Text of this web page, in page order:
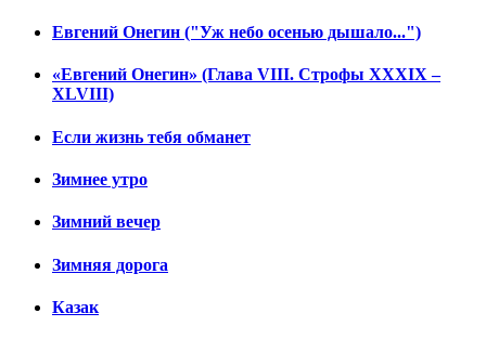
Евгений Онегин ("Уж небо осенью дышало...")
«Евгений Онегин» (Глава VIII. Строфы XXXIX –
XLVIII)
Если жизнь тебя обманет
Зимнее утро
Зимний вечер
Зимняя дорога
Казак